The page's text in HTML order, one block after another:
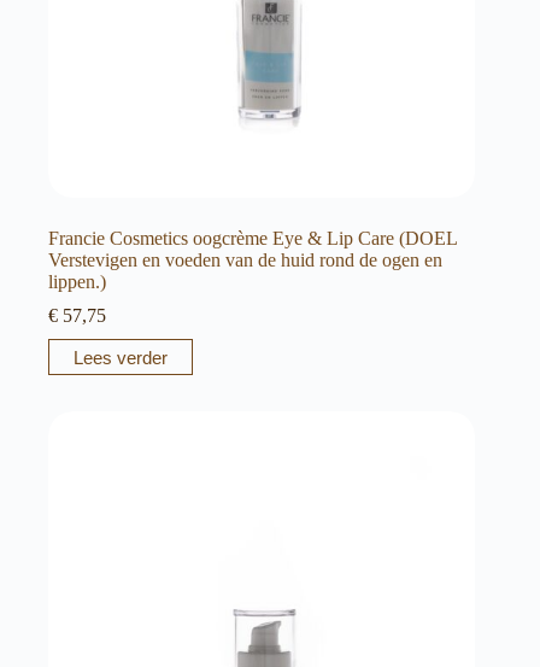
Francie Cosmetics oogcrème Eye & Lip Care (DOEL
Verstevigen en voeden van de huid rond de ogen en
lippen.)
€ 57,75
Lees verder